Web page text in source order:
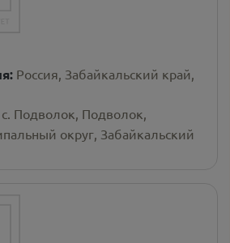
Россия, Забайкальский край,
Подволок, Подволок,
округ, Забайкальский